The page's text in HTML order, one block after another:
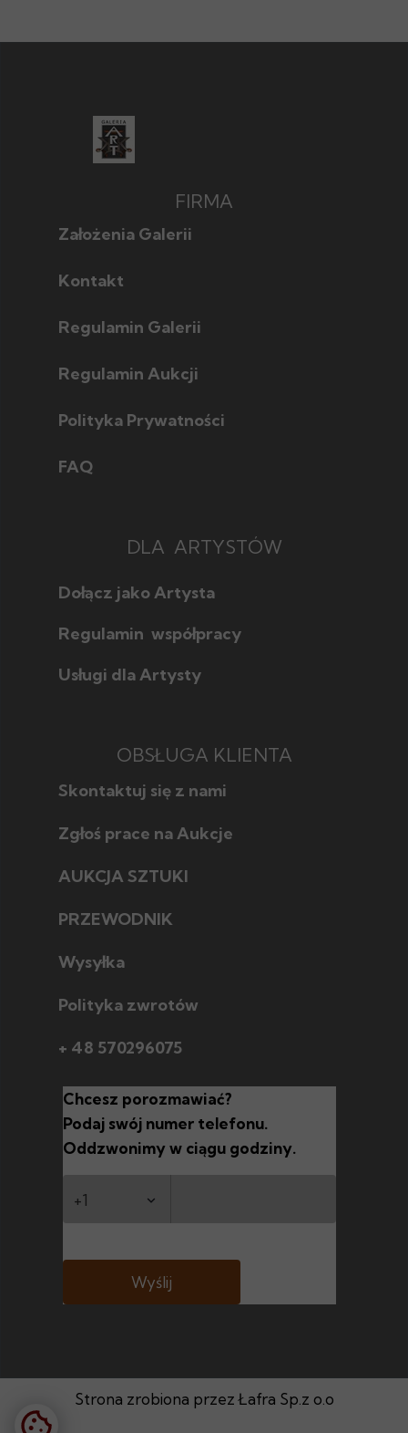
Chcesz porozmawiać?
Podaj swój numer telefonu.
Oddzwonimy w ciągu godziny.
Wyślij
FIRMA
Założenia Galerii
Kontakt
Regulamin Galerii
Regulamin Aukcji
Polityka Prywatności
FAQ
DLA ARTYSTÓW
Dołącz jako Artysta
Regulamin współpracy
Usługi dla Artysty
OBSŁUGA KLIENTA
Skontaktuj się z nami
Zgłoś prace na Aukcje
AUKCJA SZTUKI
Jak licytować
Jak sprzedać
PRZEWODNIK
Poznaj style w sztuce
Wysyłka
Polityka zwrotów
+ 48 570296075
Strona zrobiona przez Łafra Sp.z o.o